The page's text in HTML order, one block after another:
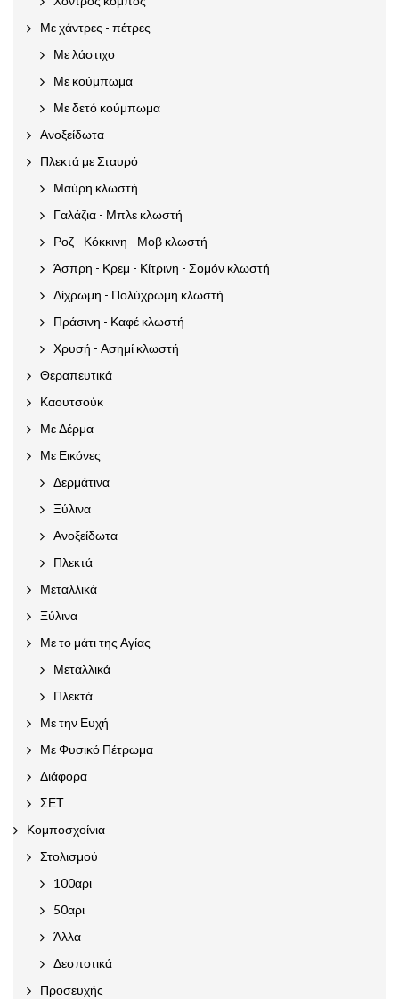
Με χάντρες - πέτρες
Με λάστιχο
Με κούμπωμα
Με δετό κούμπωμα
Ανοξείδωτα
Πλεκτά με Σταυρό
Μαύρη κλωστή
Γαλάζια - Μπλε κλωστή
Ροζ - Κόκκινη - Μοβ κλωστή
Άσπρη - Κρεμ - Κίτρινη - Σομόν κλωστή
Δίχρωμη - Πολύχρωμη κλωστή
Πράσινη - Καφέ κλωστή
Χρυσή - Ασημί κλωστή
Θεραπευτικά
Καουτσούκ
Με Δέρμα
Με Εικόνες
Δερμάτινα
Ξύλινα
Ανοξείδωτα
Πλεκτά
Μεταλλικά
Ξύλινα
Με το μάτι της Αγίας
Μεταλλικά
Πλεκτά
Με την Ευχή
Με Φυσικό Πέτρωμα
Διάφορα
ΣΕΤ
Κομποσχοίνια
Στολισμού
100αρι
50αρι
Άλλα
Δεσποτικά
Προσευχής